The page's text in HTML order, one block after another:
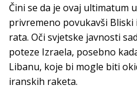
Čini se da je ovaj ultimatum
privremeno povukavši Bliski
rata. Oči svjetske javnosti
poteze Izraela, posebno
Libanu, koje bi mogle biti
iranskih raketa.